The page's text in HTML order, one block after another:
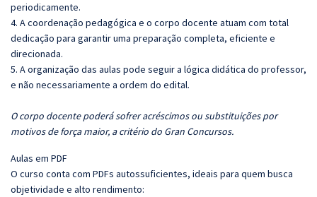
periodicamente.
4. A coordenação pedagógica e o corpo docente atuam com total
dedicação para garantir uma preparação completa, eficiente e
direcionada.
5. A organização das aulas pode seguir a lógica didática do professor,
e não necessariamente a ordem do edital.
O corpo docente poderá sofrer acréscimos ou substituições por
motivos de força maior, a critério do Gran Concursos.
Aulas em PDF
O curso conta com PDFs autossuficientes, ideais para quem busca
objetividade e alto rendimento: